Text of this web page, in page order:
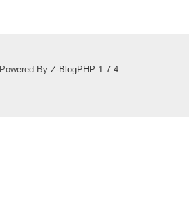
Powered By Z-BlogPHP 1.7.4